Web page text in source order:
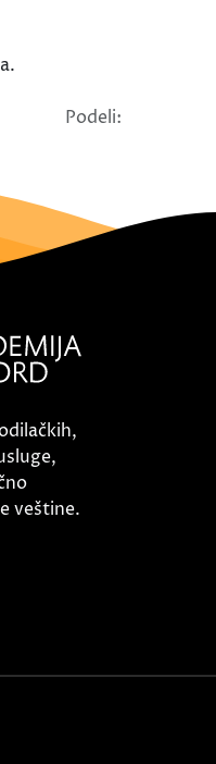
Podeli:
veštine.